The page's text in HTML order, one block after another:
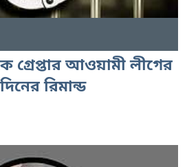
গ্রেপ্তার আওয়ামী লীগের
রিমান্ড